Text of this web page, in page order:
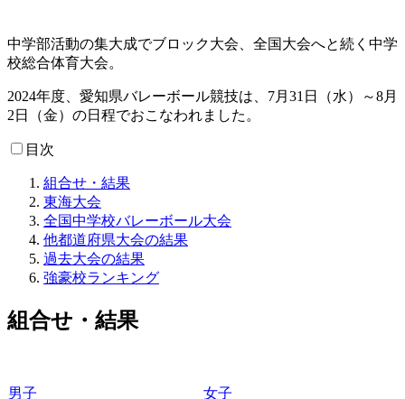
中学部活動の集大成でブロック大会、全国大会へと続く中学
校総合体育大会。
2024年度、愛知県バレーボール競技は、7月31日（水）～8月
2日（金）の日程でおこなわれました。
目次
組合せ・結果
東海大会
全国中学校バレーボール大会
他都道府県大会の結果
過去大会の結果
強豪校ランキング
組合せ・結果
男子 女子